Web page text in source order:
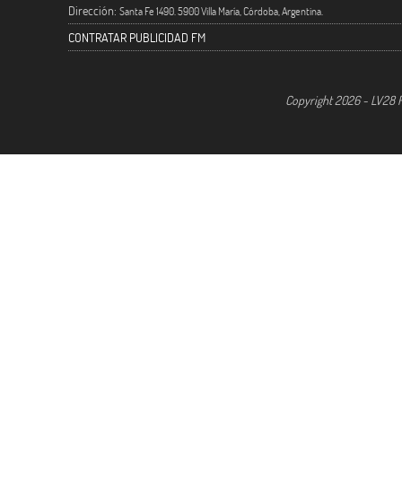
Dirección: Santa Fe 1490. 5900 Villa María, Córdoba, Argentina.
CONTRATAR PUBLICIDAD FM
Copyright 2026 - LV28